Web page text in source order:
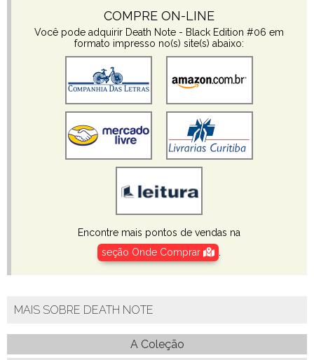
COMPRE ON-LINE
Você pode adquirir Death Note - Black Edition #06 em
formato impresso no(s) site(s) abaixo:
Encontre mais pontos de vendas na
seção Onde Comprar
MAIS SOBRE DEATH NOTE
A Coleção